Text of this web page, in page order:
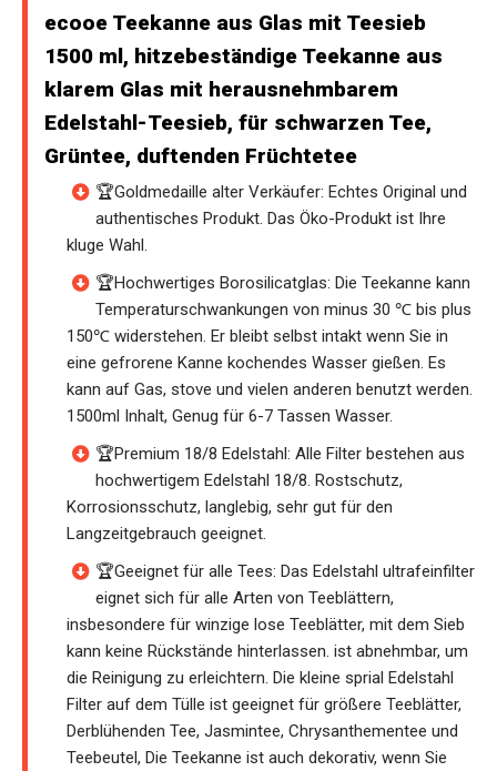
ecooe Teekanne aus Glas mit Teesieb
1500 ml, hitzebeständige Teekanne aus
klarem Glas mit herausnehmbarem
Edelstahl-Teesieb, für schwarzen Tee,
Grüntee, duftenden Früchtetee
🏆Goldmedaille alter Verkäufer: Echtes Original und
authentisches Produkt. Das Öko-Produkt ist Ihre
kluge Wahl.
🏆Hochwertiges Borosilicatglas: Die Teekanne kann
Temperaturschwankungen von minus 30 ℃ bis plus
150℃ widerstehen. Er bleibt selbst intakt wenn Sie in
eine gefrorene Kanne kochendes Wasser gießen. Es
kann auf Gas, stove und vielen anderen benutzt werden.
1500ml Inhalt, Genug für 6-7 Tassen Wasser.
🏆Premium 18/8 Edelstahl: Alle Filter bestehen aus
hochwertigem Edelstahl 18/8. Rostschutz,
Korrosionsschutz, langlebig, sehr gut für den
Langzeitgebrauch geeignet.
🏆Geeignet für alle Tees: Das Edelstahl ultrafeinfilter
eignet sich für alle Arten von Teeblättern,
insbesondere für winzige lose Teeblätter, mit dem Sieb
kann keine Rückstände hinterlassen. ist abnehmbar, um
die Reinigung zu erleichtern. Die kleine sprial Edelstahl
Filter auf dem Tülle ist geeignet für größere Teeblätter,
Derblühenden Tee, Jasmintee, Chrysanthementee und
Teebeutel, Die Teekanne ist auch dekorativ, wenn Sie